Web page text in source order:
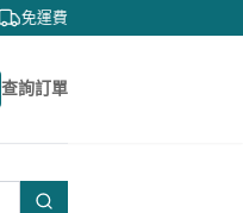
免運費
查詢訂單